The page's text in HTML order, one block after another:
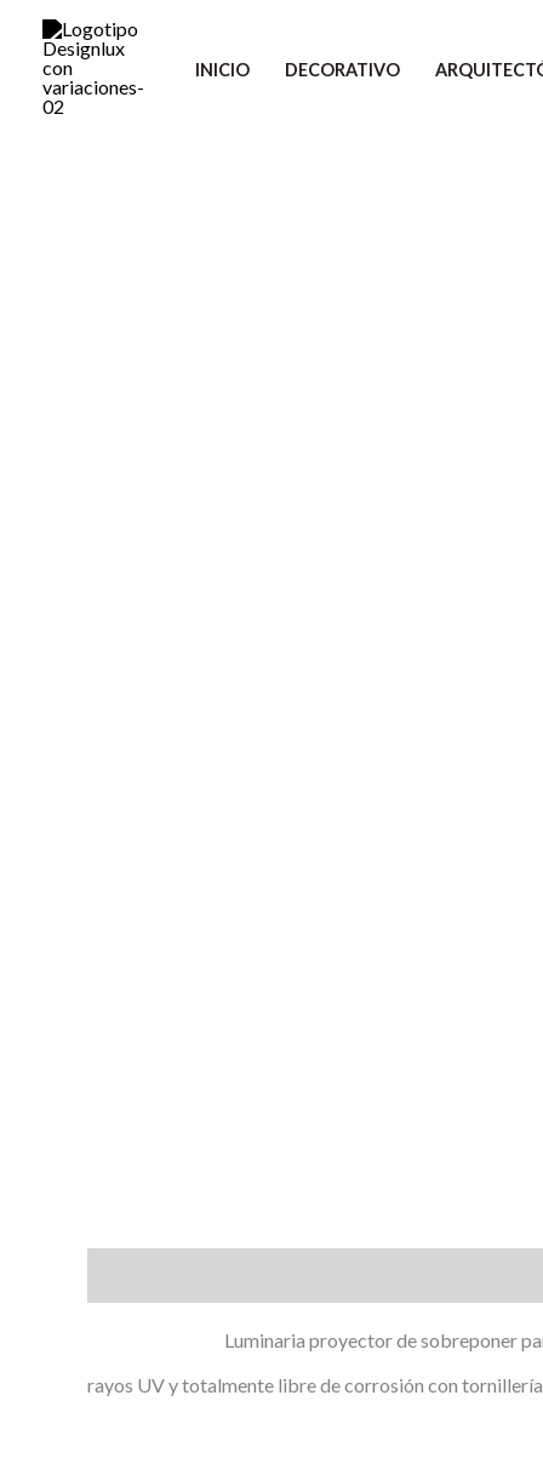
contenido
INICIO DECORATIVO
Luminaria proyector de sobreponer
rayos UV y totalmente libre de corrosión con